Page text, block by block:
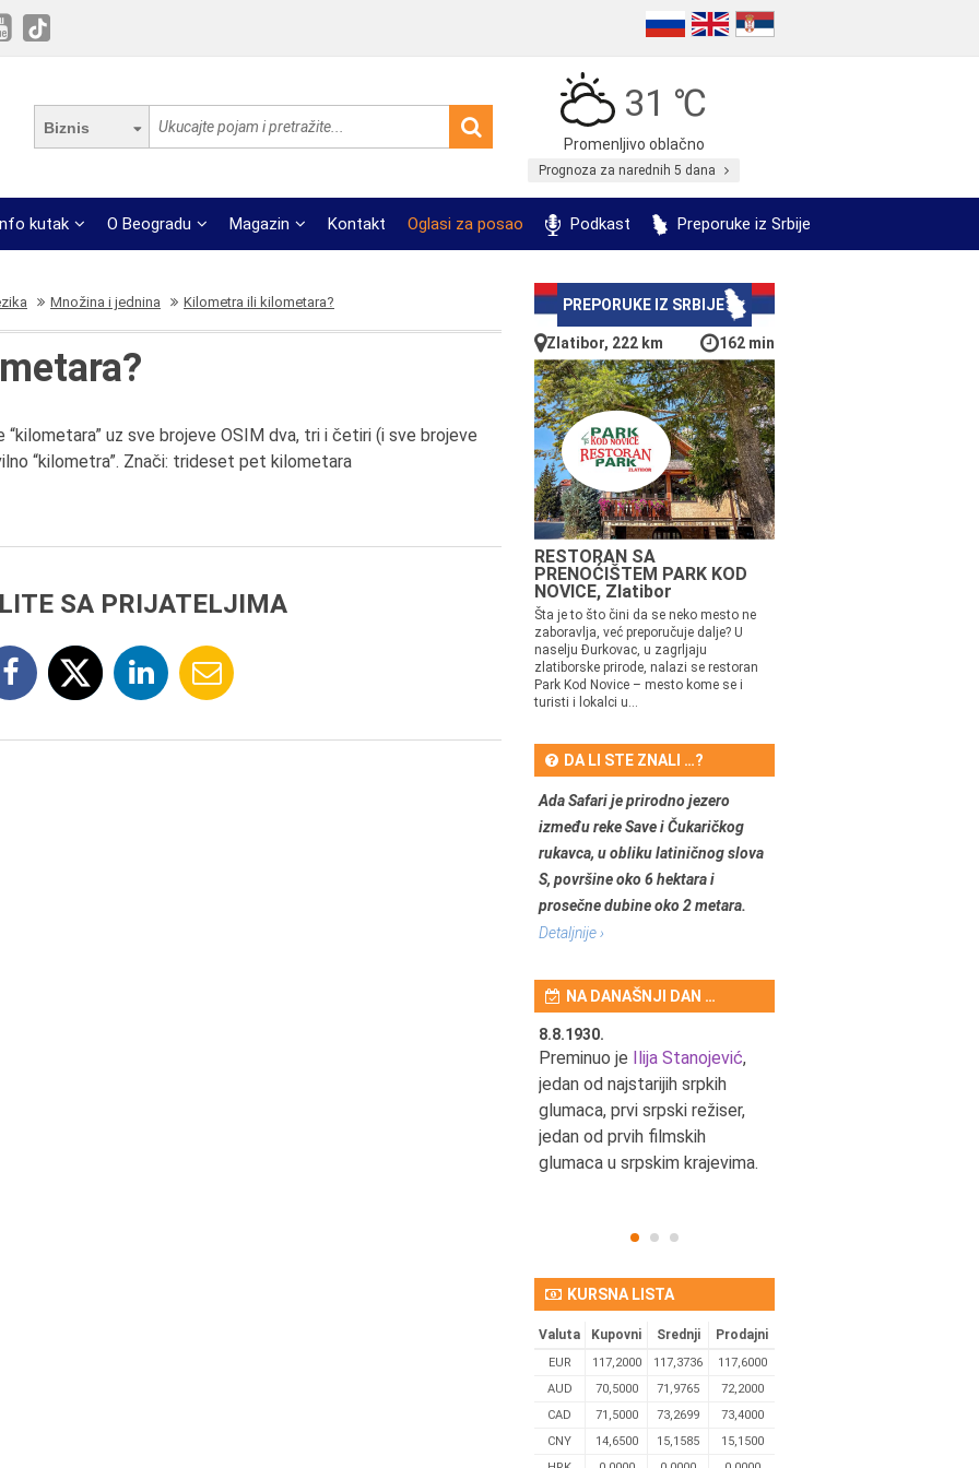
Biznis
31 ℃
Promenljivo oblačno
Prognoza za narednih 5 dana
kutak O Beogradu Magazin Kontakt Oglasi za posao Podkast Preporuke iz Srbije
Množina i jednina Kilometra ili kilometara?
uz sve brojeve OSIM dva, tri i četiri (i sve brojeve
“kilometra”. Znači: trideset pet kilometara
SA PRIJATELJIMA
PREPORUKE IZ SRBIJE
Zlatibor, 222 km 162 min
RESTORAN SA
PRENOĆIŠTEM PARK KOD
NOVICE, Zlatibor
Šta je to što čini da se neko mesto ne
zaboravlja, već preporučuje dalje? U
naselju Đurkovac, u zagrljaju
zlatiborske prirode, nalazi se restoran
Park Kod Novice – mesto kome se i
turisti i lokalci u...
DA LI STE ZNALI …?
Ada Safari je prirodno jezero
između reke Save i Čukaričkog
rukavca, u obliku latiničnog slova
S, površine oko 6 hektara i
prosečne dubine oko 2 metara.
Detaljnije ›
NA DANAŠNJI DAN …
8.8.1930.
Preminuo je Ilija Stanojević,
jedan od najstarijih srpkih
glumaca, prvi srpski režiser,
jedan od prvih filmskih
glumaca u srpskim krajevima.
KURSNA LISTA
Valuta Kupovni Srednji Prodajni
EUR 117,2000 117,3736
117,6000
AUD
70,5000 71,9765
72,2000
CAD
71,5000 73,2699
73,4000
CNY
14,6500 15,1585
15,1500